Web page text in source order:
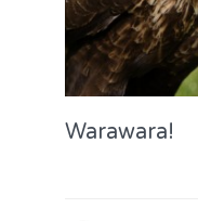
Warawara!